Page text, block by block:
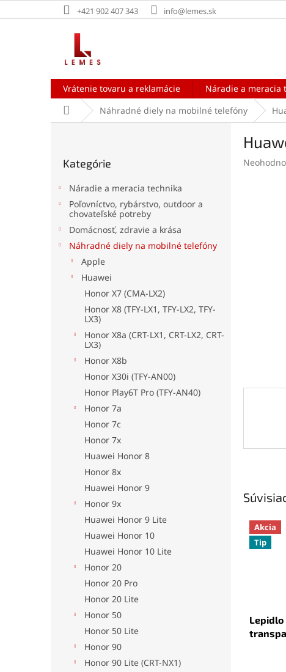
na
+421 902 407 343 info@lemes.sk
Vrátenie tovaru a reklamácie Náradie a meracia
DomovNáhradné diely na mobilné telefóny
kategórie
Kategórie
Náradie a meracia technika
Poľovníctvo, rybárstvo, outdoor a
chovateľské potreby
Domácnosť, zdravie a krása
Náhradné diely na mobilné telefóny
Apple
Huawei
Honor X7 (CMA-LX2)
Honor X8 (TFY-LX1, TFY-LX2, TFY-
LX3)
Honor X8a (CRT-LX1, CRT-LX2, CRT-
LX3)
Honor X8b
Honor X30i (TFY-AN00)
Honor Play6T Pro (TFY-AN40)
Honor 7a
Honor 7c
Honor 7x
Huawei Honor 8
Honor 8x
Huawei Honor 9
Honor 9x
Huawei Honor 9 Lite
Huawei Honor 10
Huawei Honor 10 Lite
Honor 20
Honor 20 Pro
Honor 20 Lite
Honor 50
Honor 50 Lite
Honor 90
Honor 90 Lite (CRT-NX1)
Priemerné
Akcia
Tip
Lepidlo